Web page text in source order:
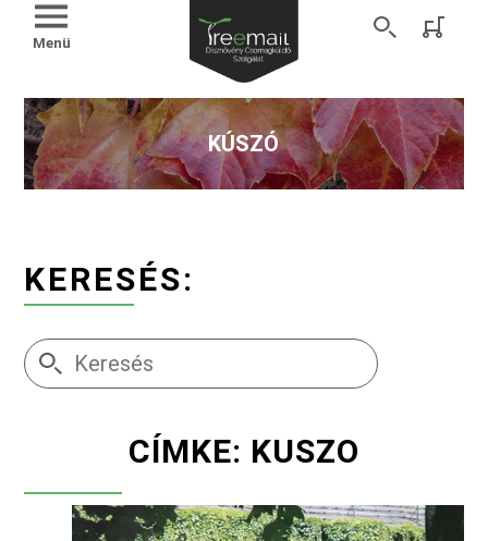
Menü
KÚSZÓ
KERESÉS:
CÍMKE: KUSZO